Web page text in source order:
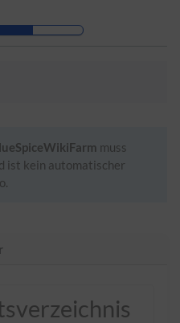
muss
ist kein automatischer